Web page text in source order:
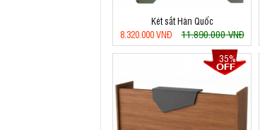
Két sắt Hàn Quốc
8.320.000 VNĐ
11.890.000 VNĐ
35%